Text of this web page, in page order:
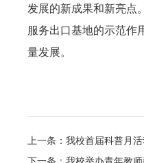
发展的新成果和新亮点
服务出口基地的示范作
量发展。
上一条：我校首届科普月